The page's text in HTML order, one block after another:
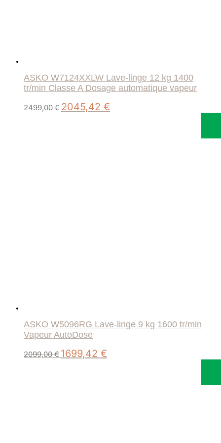
ASKO W7124XXLW Lave-linge 12 kg 1400
tr/min Classe A Dosage automatique vapeur
2499,00€ Le
prix
2045,42 €prix
ASKO W5096RG Lave-linge 9 kg 1600 tr/min
Vapeur AutoDose
2099,00€ Le
prix
1699,42 €prix